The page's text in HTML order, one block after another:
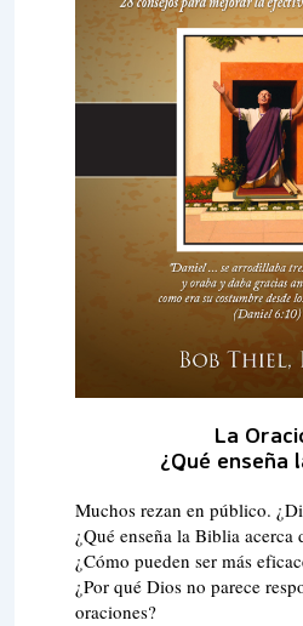
La
¿Qué enseña
Muchos rezan en público.
¿Qué enseña la Biblia acerca
¿Cómo pueden ser más
¿Por qué Dios no parece
oraciones?